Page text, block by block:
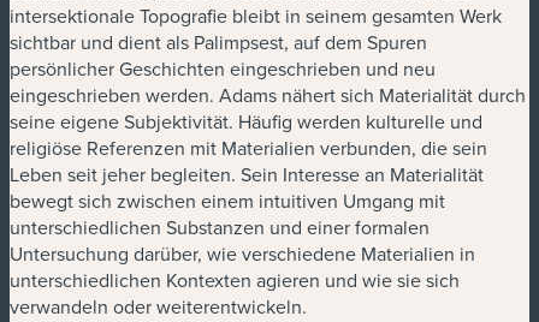
intersektionale Topografie bleibt in seinem gesamten Werk
sichtbar und dient als Palimpsest, auf dem Spuren
persönlicher Geschichten eingeschrieben und neu
eingeschrieben werden. Adams nähert sich Materialität durch
seine eigene Subjektivität. Häufig werden kulturelle und
religiöse Referenzen mit Materialien verbunden, die sein
Leben seit jeher begleiten. Sein Interesse an Materialität
bewegt sich zwischen einem intuitiven Umgang mit
unterschiedlichen Substanzen und einer formalen
Untersuchung darüber, wie verschiedene Materialien in
unterschiedlichen Kontexten agieren und wie sie sich
verwandeln oder weiterentwickeln.